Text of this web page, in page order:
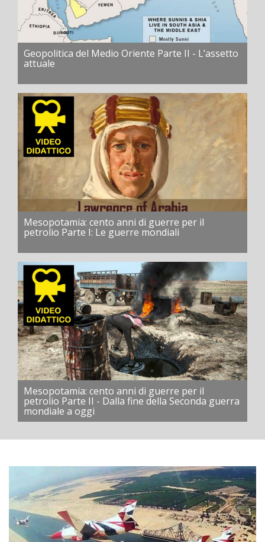
Geopolitica del Medio Oriente Parte II - L’assetto
attuale
Mesopotamia: cento anni di guerre per il
petrolio Parte I: Le guerre mondiali
Mesopotamia: cento anni di guerre per il
petrolio Parte II - Dalla fine della Seconda guerra
mondiale a oggi